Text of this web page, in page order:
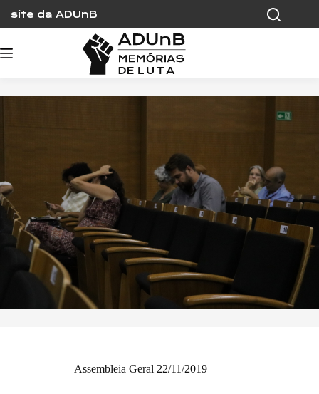
content
site da ADUnB
Assembleia Geral 22/11/2019